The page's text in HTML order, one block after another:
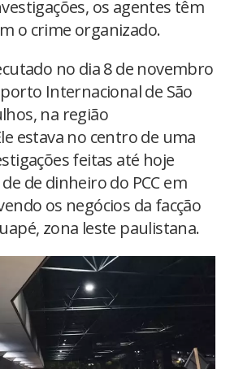
os agentes têm
o crime organizado.
no dia 8 de novembro
Internacional de São
na região
estava no centro de uma
feitas até hoje
de dinheiro do PCC em
os negócios da facção
zona leste paulistana.